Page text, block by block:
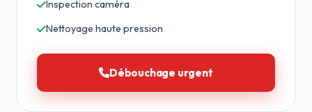
Inspection caméra
Nettoyage haute pression
Débouchage urgent